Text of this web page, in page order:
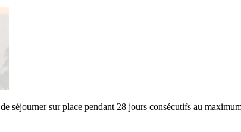
séjourner sur place pendant 28 jours consécutifs au